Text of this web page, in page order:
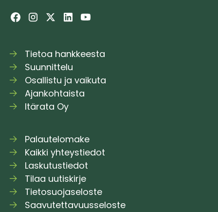
Tietoa hankkeesta
Suunnittelu
Osallistu ja vaikuta
Ajankohtaista
Itärata Oy
Palautelomake
Kaikki yhteystiedot
Laskutustiedot
Tilaa uutiskirje
Tietosuojaseloste
Saavutettavuusseloste